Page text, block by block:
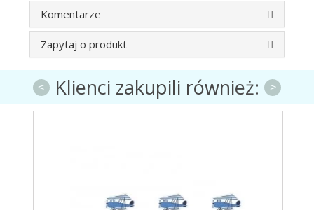
Komentarze
Zapytaj o produkt
Klienci zakupili również:
< >